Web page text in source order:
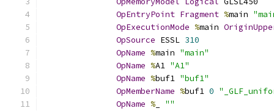
OpEntryPoint Fragment %main
OpExecutionMode %main
OpSource ESSL 310
OpName %main "main"
OpName %A1 "A1"
OpName %buf1 "buf1"
OpMemberName %buf1 0
OpName %
""